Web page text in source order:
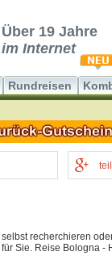
Über 19 Jahre
im Internet
Rundreisen
recherchieren
Sie. Reise Bologna -